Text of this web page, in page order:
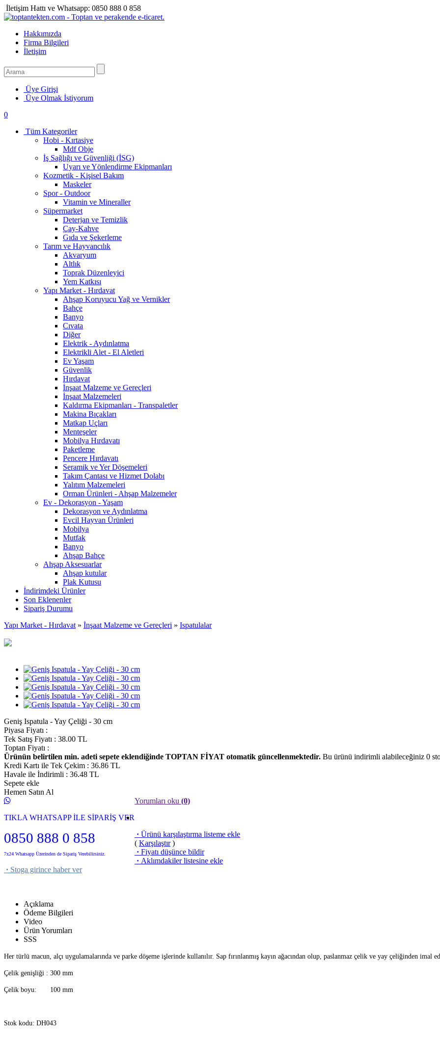
İletişim Hattı ve Whatsapp: 0850 888 0 858
Hakkımızda
Firma Bilgileri
İletişim
Üye Girişi
Üye Olmak İstiyorum
0
Tüm Kategoriler
Hobi - Kırtasiye
Mdf Obje
İş Sağlığı ve Güvenliği (İSG)
Uyarı ve Yönlendirme Ekipmanları
Kozmetik - Kişisel Bakım
Maskeler
Spor - Outdoor
Vitamin ve Mineraller
Süpermarket
Deterjan ve Temizlik
Çay-Kahve
Gıda ve Şekerleme
Tarım ve Hayvancılık
Akvaryum
Altlık
Toprak Düzenleyici
Yem Katkısı
Yapı Market - Hırdavat
Ahşap Koruyucu Yağ ve Vernikler
Bahçe
Banyo
Cıvata
Diğer
Elektrik - Aydınlatma
Elektrikli Alet - El Aletleri
Ev Yaşam
Güvenlik
Hırdavat
İnşaat Malzeme ve Gereçleri
İnşaat Malzemeleri
Kaldırma Ekipmanları - Transpaletler
Makina Bıçakları
Matkap Uçları
Menteşeler
Mobilya Hırdavatı
Paketleme
Pencere Hırdavatı
Seramik ve Yer Döşemeleri
Takım Çantası ve Hizmet Dolabı
Yalıtım Malzemeleri
Orman Ürünleri - Ahşap Malzemeler
Ev - Dekorasyon - Yaşam
Dekorasyon ve Aydınlatma
Evcil Hayvan Ürünleri
Mobilya
Mutfak
Banyo
Ahşap Bahçe
Ahşap Aksesuarlar
Ahşap kutular
Plak Kutusu
İndirimdeki Ürünler
Son Eklenenler
Sipariş Durumu
Yapı Market - Hırdavat » İnşaat Malzeme ve Gereçleri » Ispatulalar
Geniş Ispatula - Yay Çeliği - 30 cm
Piyasa Fiyatı :
Tek Satış Fiyatı : 38.00 TL
Toptan Fiyatı :
Ürünün belirtilen min. adeti sepete eklendiğinde TOPTAN FİYAT otomatik güncellenmektedir. Bu ürünü indirimli alabileceğiniz 0
Kredi Kartı ile Tek Çekim : 36.86 TL
Havale ile İndirimli : 36.48 TL
Sepete ekle
Hemen Satın Al
TIKLA WHATSAPP İLE SİPARİŞ VER
0850 888 0 858
7x24 Whatsapp Üzerinden de Sipariş Verebilirsiniz.
Yorumları oku (0)
· Ürünü karşılaştırma listeme ekle
( Karşılaştır)
· Fiyatı düşünce bildir
· Aklımdakiler listesine ekle
· Stoga girince haber ver
Açıklama
Ödeme Bilgileri
Video
Ürün Yorumları
SSS
Her türlü macun, alçı uygulamalarında ve parke döşeme işlerinde kullanılır. Sap fırınlanmış kayın ağacından olup, paslanmaz çelik ve yay çeliğinden imal
Çelik genişliği : 300 mm
Çelik boyu: 100 mm
Stok kodu: DH043